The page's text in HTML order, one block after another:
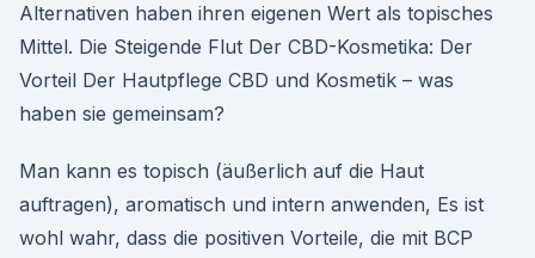
Alternativen haben ihren eigenen Wert als topisches
Mittel. Die Steigende Flut Der CBD-Kosmetika: Der
Vorteil Der Hautpflege CBD und Kosmetik – was
haben sie gemeinsam?
Man kann es topisch (äußerlich auf die Haut
auftragen), aromatisch und intern anwenden, Es ist
wohl wahr, dass die positiven Vorteile, die mit BCP